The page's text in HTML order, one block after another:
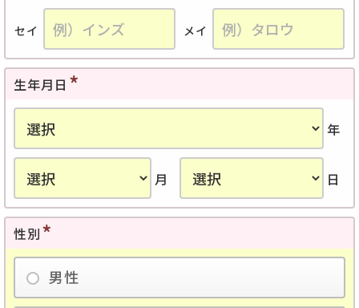
セイ メイ
生年月日
年
月 日
性別
男性